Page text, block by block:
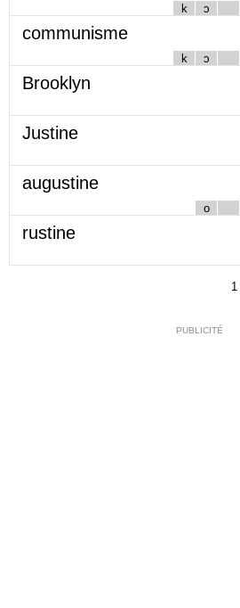
k ɔ
communisme
k ɔ
Brooklyn
Justine
augustine
o
rustine
1
PUBLICITÉ